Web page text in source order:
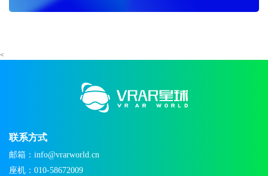
<
联系方式
邮箱：info@vrarworld.cn
座机：010-58672009